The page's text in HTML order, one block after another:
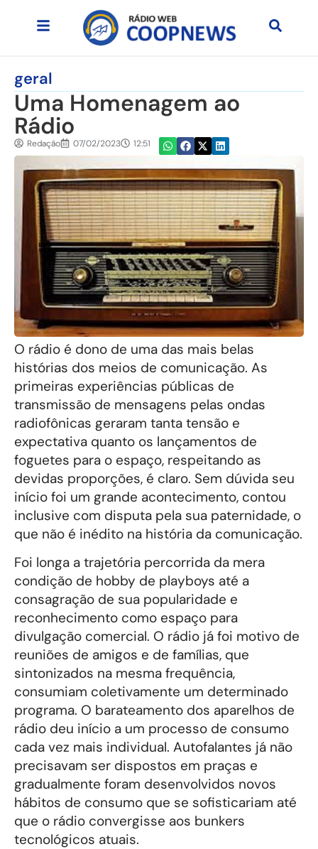
geral
Uma Homenagem ao
Rádio
Redação 07/02/2023 12:51
O rádio é dono de uma das mais belas
histórias dos meios de comunicação. As
primeiras experiências públicas de
transmissão de mensagens pelas ondas
radiofônicas geraram tanta tensão e
expectativa quanto os lançamentos de
foguetes para o espaço, respeitando as
devidas proporções, é claro. Sem dúvida seu
início foi um grande acontecimento, contou
inclusive com disputa pela sua paternidade, o
que não é inédito na história da comunicação.
Foi longa a trajetória percorrida da mera
condição de hobby de playboys até a
consagração de sua popularidade e
reconhecimento como espaço para
divulgação comercial. O rádio já foi motivo de
reuniões de amigos e de famílias, que
sintonizados na mesma frequência,
consumiam coletivamente um determinado
programa. O barateamento dos aparelhos de
rádio deu início a um processo de consumo
cada vez mais individual. Autofalantes já não
precisavam ser dispostos em praças e
gradualmente foram desenvolvidos novos
hábitos de consumo que se sofisticariam até
que o rádio convergisse aos bunkers
tecnológicos atuais.